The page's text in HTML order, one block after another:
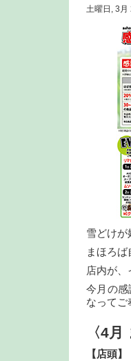
土曜日, 3月
雪どけが
まほろ
店内が、
今月の感
なってご
〈4
【店頭】